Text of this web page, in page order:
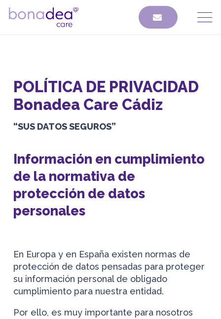
POLÍTICA DE PRIVACIDAD
Bonadea Care Cádiz
“SUS DATOS SEGUROS”
Información en cumplimiento
de la normativa de
protección de datos
personales
En Europa y en España existen normas de
protección de datos pensadas para proteger
su información personal de obligado
cumplimiento para nuestra entidad.
Por ello, es muy importante para nosotros